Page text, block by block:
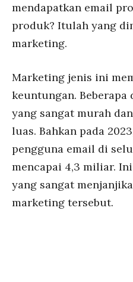
mendapatkan email
produk? Itulah yang
marketing.
Marketing jenis ini
keuntungan.
yang sangat murah
luas. Bahkan pada
pengguna email di
mencapai 4,3 miliar.
yang sangat
marketing tersebut.